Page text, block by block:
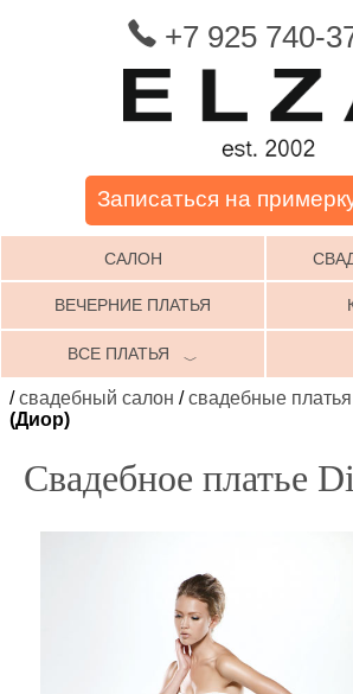
+7 925 740-
Записаться на
САЛОН
ВЕЧЕРНИЕ ПЛАТЬЯ
ВСЕ ПЛАТЬЯ ﹀
/свадебный салон /свадебные платья
(Диор)
Свадебное платье